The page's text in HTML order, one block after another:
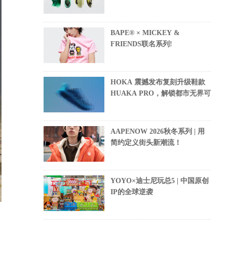
BAPE® × MICKEY &
FRIENDS联名系列!
HOKA 震撼发布复刻升级鞋款
HUAKA PRO，解锁都市无界可
AAPENOW 2026秋冬系列 | 用
简约定义街头新潮流！
YOYO×迪士尼玩总5 | 中国原创
IP的全球逆袭